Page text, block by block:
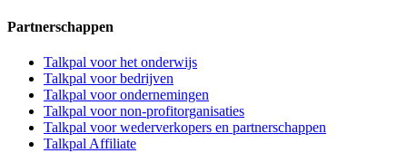
Partnerschappen
Talkpal voor het onderwijs
Talkpal voor bedrijven
Talkpal voor ondernemingen
Talkpal voor non-profitorganisaties
Talkpal voor wederverkopers en partnerschappen
Talkpal Affiliate